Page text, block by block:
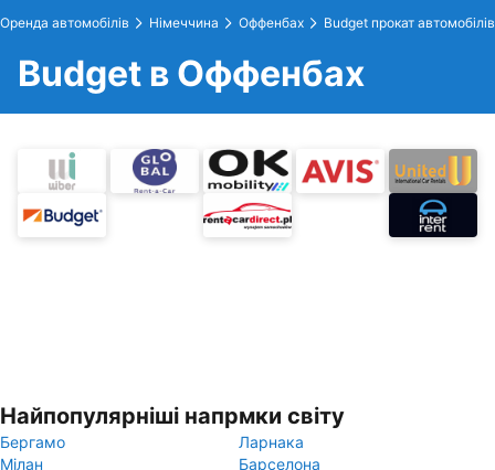
Оренда автомобілів Німеччина Оффенбах Budget прокат автомобілів
Budget в Оффенбах
Найпопулярніші напрмки світу
Бергамо
Ларнака
Мілан
Барселона